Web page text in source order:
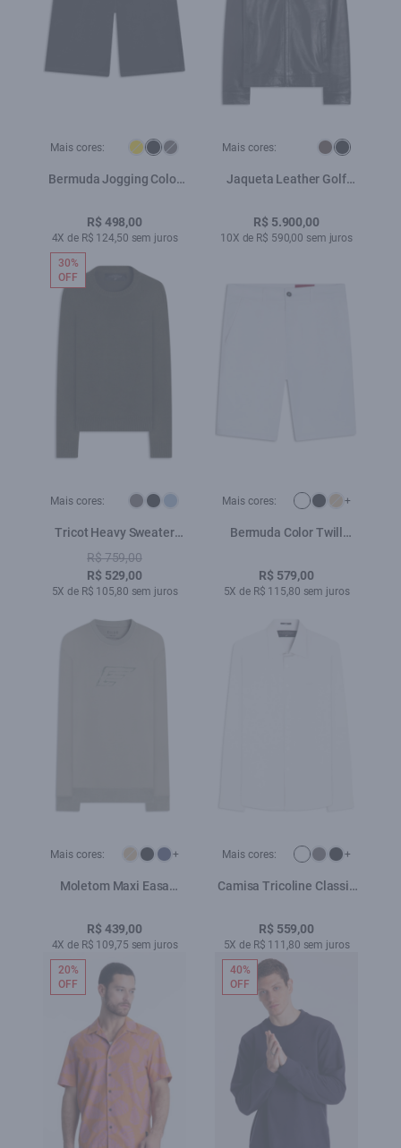
Mais cores:
Bermuda Jogging Color
R$ 498,00
4X de R$ 124,50 sem juros
Mais cores:
Jaqueta Leather Golf
R$ 5.900,00
10X de R$ 590,00 sem juros
Mais cores:
Tricot Heavy Sweater
Verde Militar
R$ 759,00
R$ 529,00
5X de R$ 105,80 sem juros
30%
OFF
Mais cores: +
Bermuda Color Twill
R$ 579,00
5X de R$ 115,80 sem juros
Mais cores: +
Moletom Maxi Easa
R$ 439,00
4X de R$ 109,75 sem juros
Mais cores: +
Camisa Tricoline Classic
R$ 559,00
5X de R$ 111,80 sem juros
20%
OFF
40%
OFF